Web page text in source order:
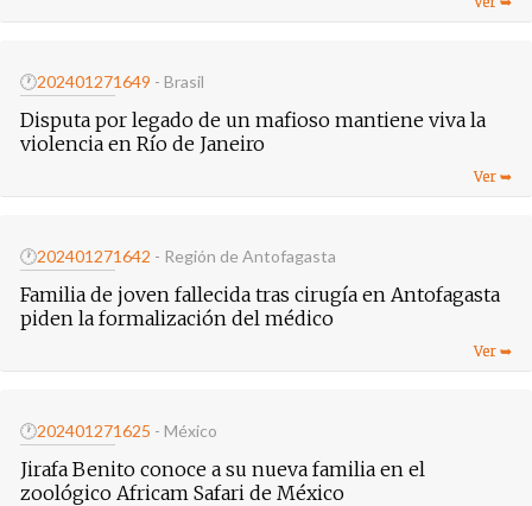
🕐202401271649 - Brasil
Disputa por legado de un mafioso mantiene viva la
violencia en Río de Janeiro
🕐202401271642 - Región de Antofagasta
Familia de joven fallecida tras cirugía en Antofagasta
piden la formalización del médico
🕐202401271625 - México
Jirafa Benito conoce a su nueva familia en el
zoológico Africam Safari de México